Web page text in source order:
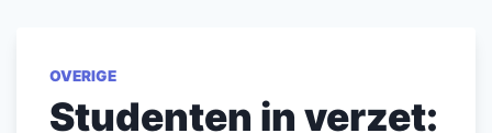
OVERIGE
Studenten in verzet: